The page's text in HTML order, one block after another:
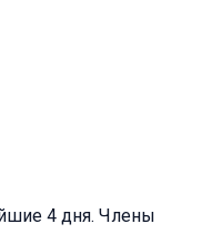
4 дня. Члены